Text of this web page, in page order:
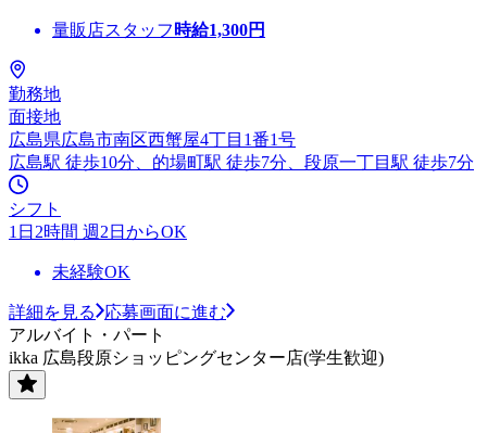
量販店スタッフ 時給1,300円
勤務地
面接地
広島県広島市南区西蟹屋4丁目1番1号
広島駅 徒歩10分、的場町駅 徒歩7分、段原一丁目駅 徒歩7分
シフト
1日2時間 週2日からOK
未経験OK
詳細を見る
応募画面に進む
アルバイト・パート
ikka 広島段原ショッピングセンター店(学生歓迎)